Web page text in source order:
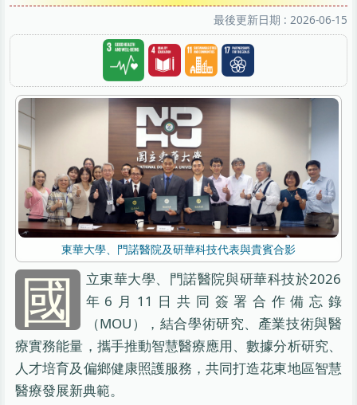
最後更新日期 : 2026-06-15
東華大學、門諾醫院及研華科技代表與貴賓合影
國
立東華大學、門諾醫院與研華科技於2026
年6月11日共同簽署合作備忘錄
（MOU），結合學術研究、產業技術與醫
療實務能量，攜手推動智慧醫療應用、數據分析研究、
人才培育及偏鄉健康照護服務，共同打造花東地區智慧
醫療發展新典範。